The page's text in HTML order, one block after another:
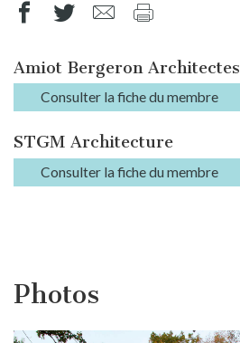
Amiot Bergeron Architectes
Consulter la fiche du membre
STGM Architecture
Consulter la fiche du membre
Photos